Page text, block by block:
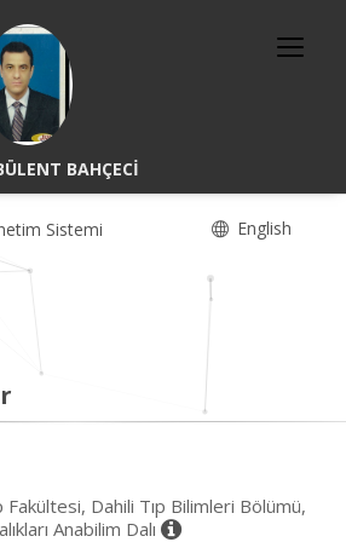
BAHÇECİ
Sistemi English
Fakültesi, Dahili Tıp Bilimleri Bölümü,
Anabilim Dalı